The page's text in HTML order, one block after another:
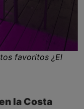
favoritos ¿El
la Costa